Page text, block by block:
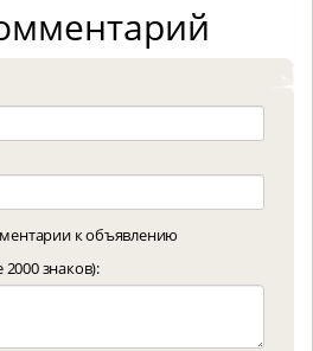
к объявлению
знаков):